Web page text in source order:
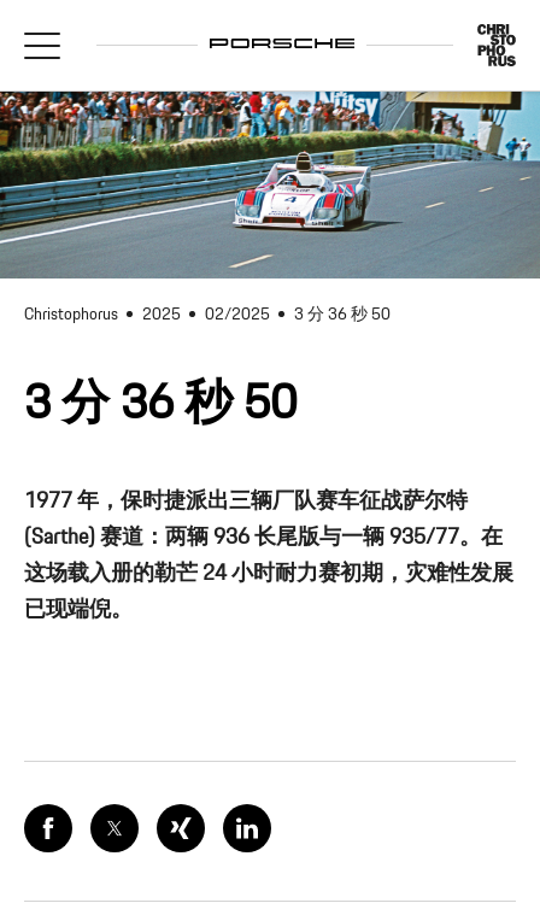
Christophorus 2025 02/2025 3 分 36 秒 50
3 分 36 秒 50
1977 年，保时捷派出三辆厂队赛车征战萨尔特
(Sarthe) 赛道：两辆 936 长尾版与一辆 935/77。在
这场载入册的勒芒 24 小时耐力赛初期，灾难性发展
已现端倪。